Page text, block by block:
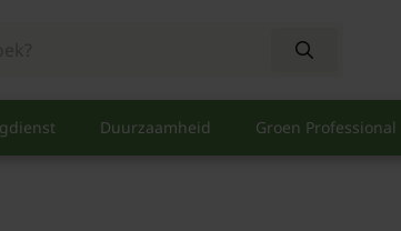
Duurzaamheid Groen Professional